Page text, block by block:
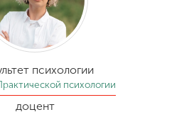
психологии
психологии
доцент